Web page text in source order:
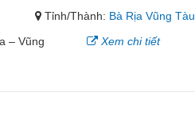
Tỉnh/Thành: Bà Rịa Vũng Tàu
– Vũng
Xem chi tiết